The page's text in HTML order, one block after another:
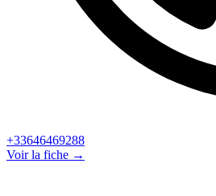
+33646469288
Voir la fiche →